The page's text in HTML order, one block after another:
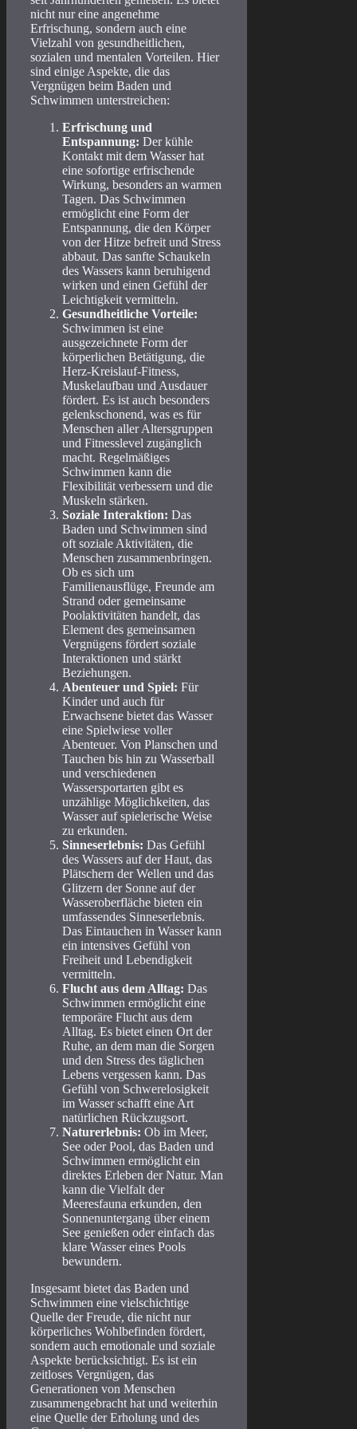
nicht nur eine angenehme
Erfrischung, sondern auch eine
Vielzahl von gesundheitlichen,
sozialen und mentalen Vorteilen. Hier
sind einige Aspekte, die das
Vergnügen beim Baden und
Schwimmen unterstreichen:
Erfrischung und
Entspannung: Der kühle
Kontakt mit dem Wasser hat
eine sofortige erfrischende
Wirkung, besonders an warmen
Tagen. Das Schwimmen
ermöglicht eine Form der
Entspannung, die den Körper
von der Hitze befreit und Stress
abbaut. Das sanfte Schaukeln
des Wassers kann beruhigend
wirken und einen Gefühl der
Leichtigkeit vermitteln.
Gesundheitliche Vorteile:
Schwimmen ist eine
ausgezeichnete Form der
körperlichen Betätigung, die
Herz-Kreislauf-Fitness,
Muskelaufbau und Ausdauer
fördert. Es ist auch besonders
gelenkschonend, was es für
Menschen aller Altersgruppen
und Fitnesslevel zugänglich
macht. Regelmäßiges
Schwimmen kann die
Flexibilität verbessern und die
Muskeln stärken.
Soziale Interaktion: Das
Baden und Schwimmen sind
oft soziale Aktivitäten, die
Menschen zusammenbringen.
Ob es sich um
Familienausflüge, Freunde am
Strand oder gemeinsame
Poolaktivitäten handelt, das
Element des gemeinsamen
Vergnügens fördert soziale
Interaktionen und stärkt
Beziehungen.
Abenteuer und Spiel: Für
Kinder und auch für
Erwachsene bietet das Wasser
eine Spielwiese voller
Abenteuer. Von Planschen und
Tauchen bis hin zu Wasserball
und verschiedenen
Wassersportarten gibt es
unzählige Möglichkeiten, das
Wasser auf spielerische Weise
zu erkunden.
Sinneserlebnis: Das Gefühl
des Wassers auf der Haut, das
Plätschern der Wellen und das
Glitzern der Sonne auf der
Wasseroberfläche bieten ein
umfassendes Sinneserlebnis.
Das Eintauchen in Wasser kann
ein intensives Gefühl von
Freiheit und Lebendigkeit
vermitteln.
Flucht aus dem Alltag: Das
Schwimmen ermöglicht eine
temporäre Flucht aus dem
Alltag. Es bietet einen Ort der
Ruhe, an dem man die Sorgen
und den Stress des täglichen
Lebens vergessen kann. Das
Gefühl von Schwerelosigkeit
im Wasser schafft eine Art
natürlichen Rückzugsort.
Naturerlebnis: Ob im Meer,
See oder Pool, das Baden und
Schwimmen ermöglicht ein
direktes Erleben der Natur. Man
kann die Vielfalt der
Meeresfauna erkunden, den
Sonnenuntergang über einem
See genießen oder einfach das
klare Wasser eines Pools
bewundern.
Insgesamt bietet das Baden und
Schwimmen eine vielschichtige
Quelle der Freude, die nicht nur
körperliches Wohlbefinden fördert,
sondern auch emotionale und soziale
Aspekte berücksichtigt. Es ist ein
zeitloses Vergnügen, das
Generationen von Menschen
zusammengebracht hat und weiterhin
eine Quelle der Erholung und des